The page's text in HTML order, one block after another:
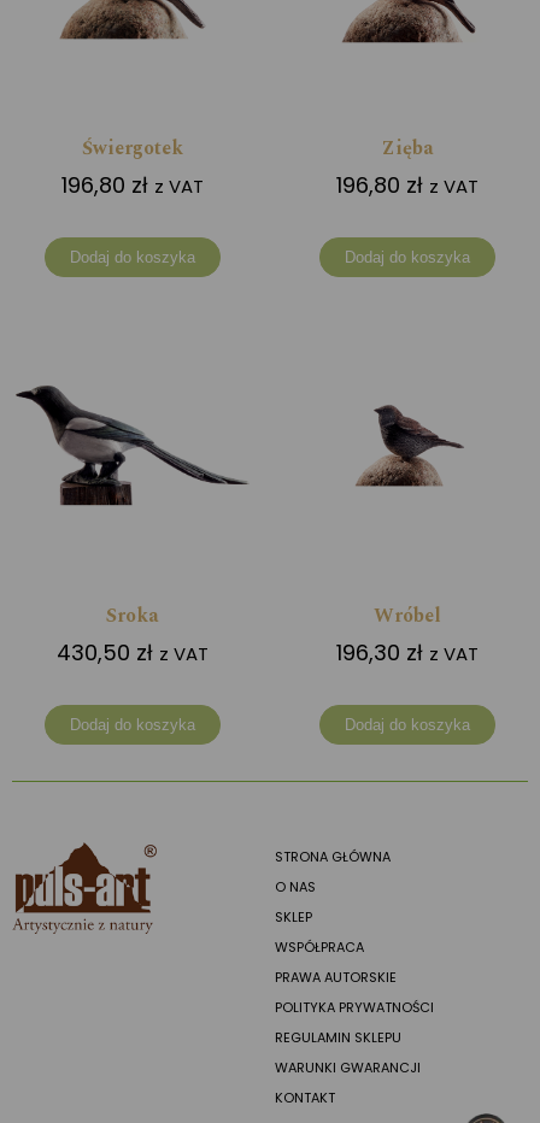
Świergotek
196,80 zł z VAT
Dodaj do koszyka
Zięba
196,80 zł z VAT
Dodaj do koszyka
Sroka
430,50 zł z VAT
Dodaj do koszyka
Wróbel
196,30 zł z VAT
Dodaj do koszyka
STRONA GŁÓWNA
O NAS
SKLEP
WSPÓŁPRACA
PRAWA AUTORSKIE
POLITYKA PRYWATNOŚCI
REGULAMIN SKLEPU
WARUNKI GWARANCJI
KONTAKT